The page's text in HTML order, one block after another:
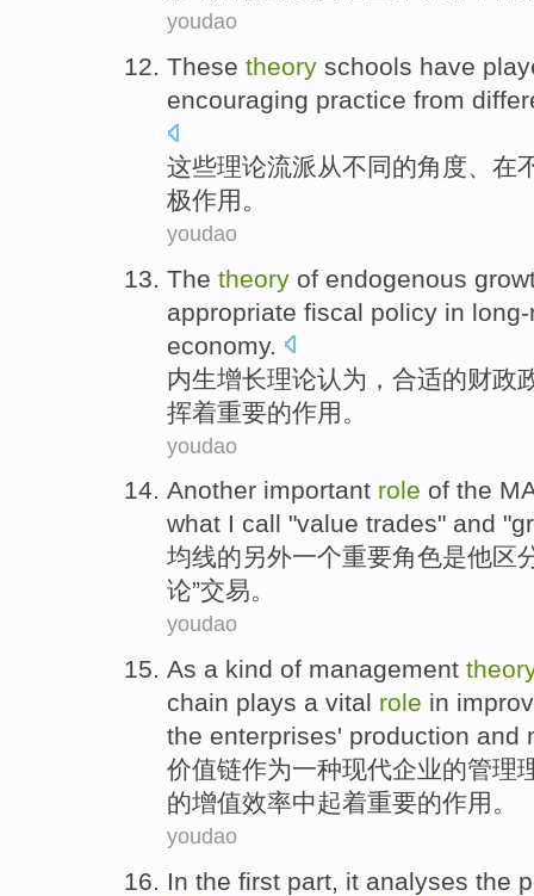
youdao
These theory schools have
encouraging practice from
这些理论流派 从不同的角度、 在
极作用 。
youdao
The theory of endogenous
appropriate fiscal policy in
economy.
内生增长理论认为， 合适的财政
挥着重要的作用 。
youdao
Another important role of the
what I call "value trades" and "
均线的另外一个重要角色是他区
论”交易。
youdao
As a kind of management
chain plays a vital role in
the enterprises' production and
价值链作为一种现代企业的管理
的增值效率中起着重要的作用 。
youdao
In the first part, it analyses the